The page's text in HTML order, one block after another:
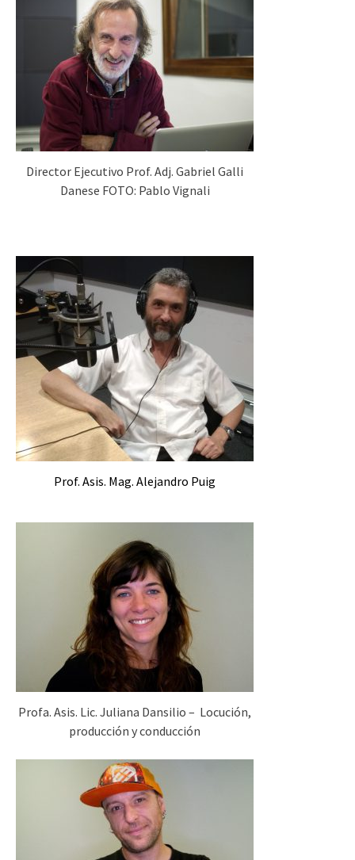
Director Ejecutivo Prof. Adj. Gabriel Galli
Danese FOTO: Pablo Vignali
Prof. Asis. Mag. Alejandro Puig
Profa. Asis. Lic. Juliana Dansilio – Locución,
producción y conducción